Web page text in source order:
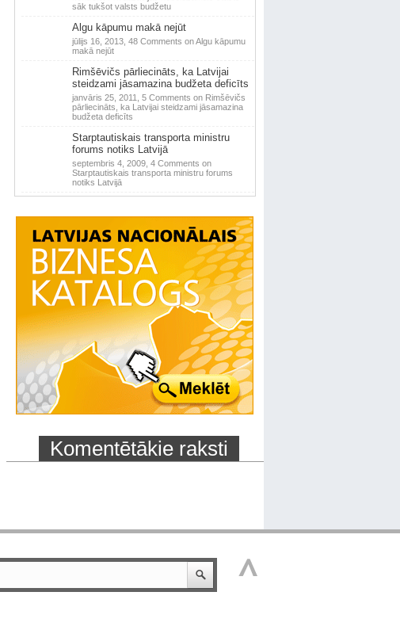
sāk tukšot valsts budžetu
Algu kāpumu makā nejūt
jūlijs 16, 2013, 48 Comments on Algu kāpumu
makā nejūt
Rimšēvičs pārliecināts, ka Latvijai
steidzami jāsamazina budžeta deficīts
janvāris 25, 2011, 5 Comments on Rimšēvičs
pārliecināts, ka Latvijai steidzami jāsamazina
budžeta deficīts
Starptautiskais transporta ministru
forums notiks Latvijā
septembris 4, 2009, 4 Comments on
Starptautiskais transporta ministru forums
notiks Latvijā
Komentētākie raksti